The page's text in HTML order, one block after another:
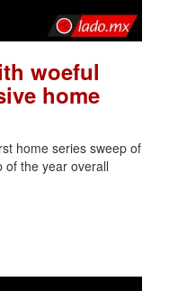
woeful
home
home series sweep of
of the year overall